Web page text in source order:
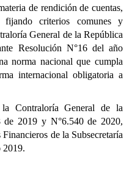
de rendición de cuentas,
fijando criterios comunes y
General de la República
Resolución N°16 del año
norma nacional que cumpla
internacional obligatoria a
Contraloría General de la
2019 y N°6.540 de 2020,
de la Subsecretaría
2019.